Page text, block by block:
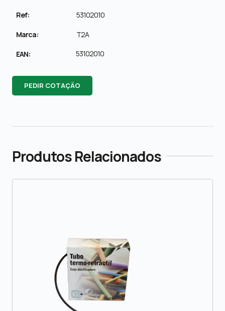
Ref: 53102010
Marca: T2A
EAN: 53102010
PEDIR COTAÇÃO
Produtos Relacionados